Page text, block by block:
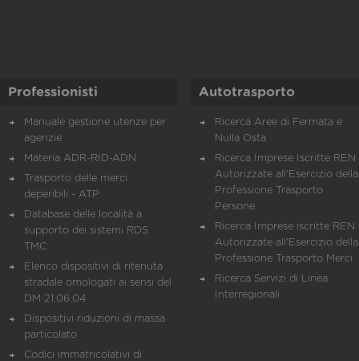
Professionisti
Manuale gestione utenze per
agenzie
Materia ADR-RID-ADN
Trasporto delle merci
deperibili - ATP
Database delle località a
supporto dei sistemi RDS
TMC
Elenco dispositivi di ritenuta
stradale omologati ai sensi del
DM 21.06.04
Dispositivi riduzioni di massa
particolato
Codici immatricolativi di
Autotrasporto
Ricerca Aree di Fermata e
Nulla Osta
Ricerca Imprese Iscritte REN
Autorizzate all'Esercizio della
Professione Trasporto
Persone
Ricerca Imprese iscritte REN
Autorizzate all'Esercizio della
Professione Trasporto Merci
Ricerca Servizi di Linea
Interregionali